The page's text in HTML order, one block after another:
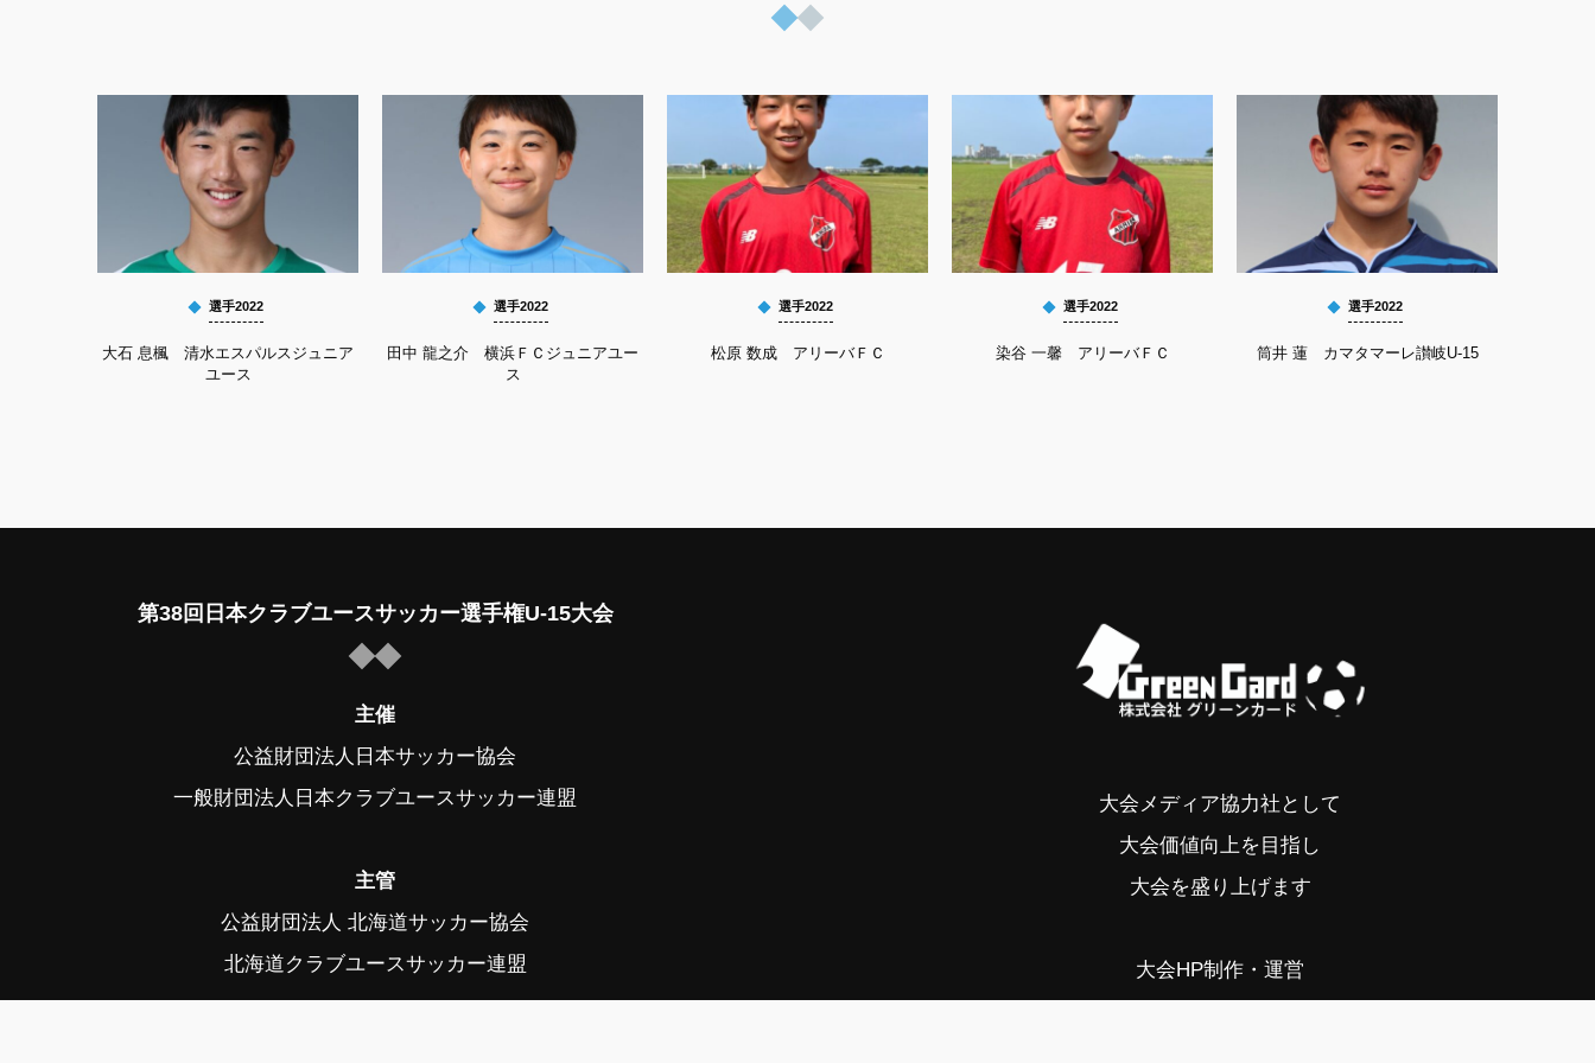
選手2022
大石 息楓 清水エスパルスジュニア
ユース
選手2022
田中 龍之介 横浜ＦＣジュニアユー
ス
選手2022
松原 数成 アリーバＦＣ
選手2022
染谷 一馨 アリーバＦＣ
選手2022
筒井 蓮 カマタマーレ讃岐U-15
第38回日本クラブユースサッカー選手権U-15大会
主催
公益財団法人日本サッカー協会
一般財団法人日本クラブユースサッカー連盟
主管
公益財団法人 北海道サッカー協会
北海道クラブユースサッカー連盟
大会メディア協力社として
大会価値向上を目指し
大会を盛り上げます
大会HP制作・運営